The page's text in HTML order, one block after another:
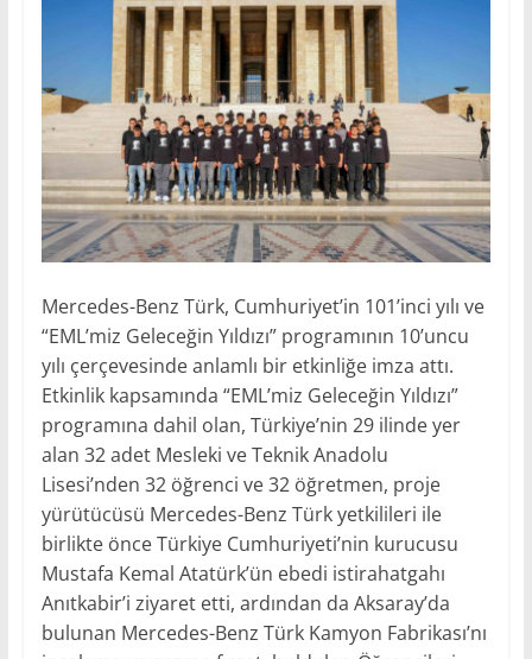
Mercedes-Benz Türk, Cumhuriyet’in 101’inci yılı ve
“EML’miz Geleceğin Yıldızı” programının 10’uncu
yılı çerçevesinde anlamlı bir etkinliğe imza attı.
Etkinlik kapsamında “EML’miz Geleceğin Yıldızı”
programına dahil olan, Türkiye’nin 29 ilinde yer
alan 32 adet Mesleki ve Teknik Anadolu
Lisesi’nden 32 öğrenci ve 32 öğretmen, proje
yürütücüsü Mercedes-Benz Türk yetkilileri ile
birlikte önce Türkiye Cumhuriyeti’nin kurucusu
Mustafa Kemal Atatürk’ün ebedi istirahatgahı
Anıtkabir’i ziyaret etti, ardından da Aksaray’da
bulunan Mercedes-Benz Türk Kamyon Fabrikası’nı